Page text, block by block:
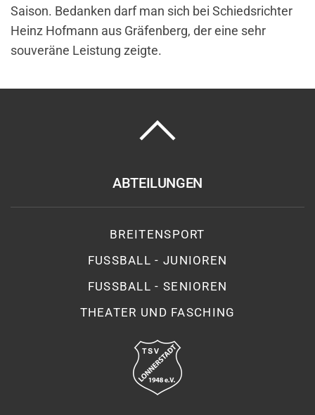
Saison. Bedanken darf man sich bei Schiedsrichter
Heinz Hofmann aus Gräfenberg, der eine sehr
souveräne Leistung zeigte.
ABTEILUNGEN
BREITENSPORT
FUSSBALL - JUNIOREN
FUSSBALL - SENIOREN
THEATER UND FASCHING